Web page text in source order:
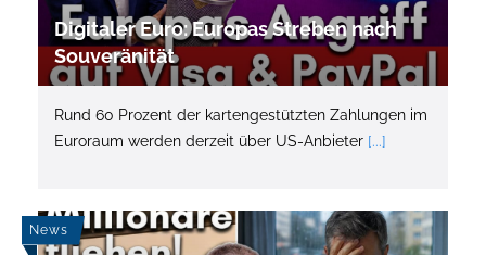
Digitaler Euro: Europas Streben nach
Souveränität
Rund 60 Prozent der kartengestützten Zahlungen im
Euroraum werden derzeit über US-Anbieter [...]
News